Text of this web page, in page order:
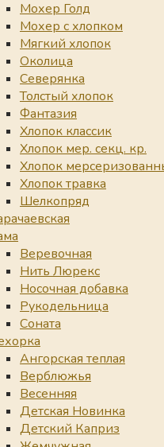
Мохер Голд
Мохер с хлопком
Мягкий хлопок
Околица
Северянка
Толстый хлопок
Фантазия
Хлопок классик
Хлопок мер. секц. кр.
Хлопок
Хлопок травка
Шелкопряд
Веревочная
Нить Люрекс
Носочная добавка
Рукодельница
Соната
Ангорская теплая
Верблюжья
Весенняя
Детская Новинка
Детский Каприз